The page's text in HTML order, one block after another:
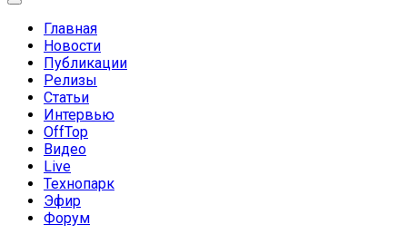
Главная
Новости
Публикации
Релизы
Статьи
Интервью
OffTop
Видео
Live
Технопарк
Эфир
Форум